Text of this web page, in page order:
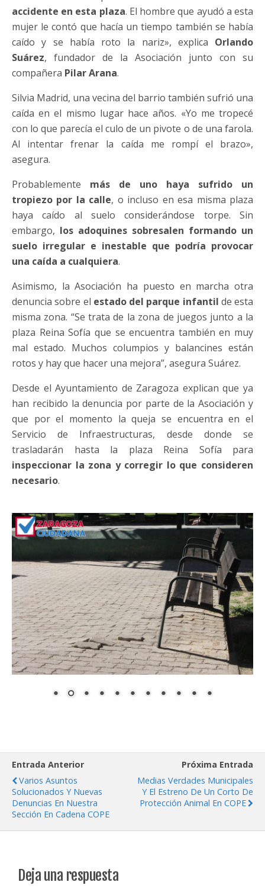
accidente en esta plaza. El hombre que ayudó a esta
mujer le contó que hacía un tiempo también se había
caído y se había roto la nariz», explica Orlando
Suárez, fundador de la Asociación junto con su
compañera Pilar Arana.
Silvia Madrid, una vecina del barrio también sufrió una
caída en el mismo lugar hace años. «Yo me tropecé
con lo que parecía el culo de un pivote o de una farola.
Al intentar frenar la caída me rompí el brazo»,
asegura.
Probablemente más de uno haya sufrido un
tropiezo por la calle, o incluso en esa misma plaza
haya caído al suelo considerándose torpe. Sin
embargo, los adoquines sobresalen formando un
suelo irregular e inestable que podría provocar
una caída a cualquiera.
Asimismo, la Asociación ha puesto en marcha otra
denuncia sobre el estado del parque infantil de esta
misma zona. “Se trata de la zona de juegos junto a la
plaza Reina Sofía que se encuentra también en muy
mal estado. Muchos columpios y balancines están
rotos y hay que hacer una mejora”, asegura Suárez.
Desde el Ayuntamiento de Zaragoza explican que ya
han recibido la denuncia por parte de la Asociación y
que por el momento la queja se encuentra en el
Servicio de Infraestructuras, desde donde se
trasladarán hasta la plaza Reina Sofía para
inspeccionar la zona y corregir lo que consideren
necesario.
Entrada Anterior
Varios Asuntos
Solucionados Y Nuevas
Denuncias En Nuestra
Sección En Cadena COPE
Próxima Entrada
Medias Verdades Municipales
Y El Estreno De Un Corto De
Protección Animal En COPE
Deja una respuesta